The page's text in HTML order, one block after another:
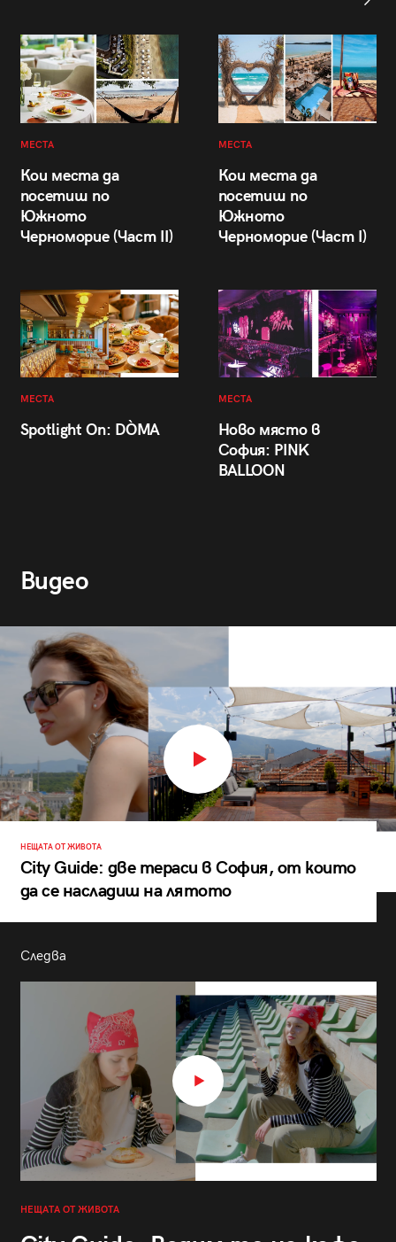
МЕСТА
Кои места да
посетиш по
Южното
Черноморие (Част II)
МЕСТА
Кои места да
посетиш по
Южното
Черноморие (Част I)
МЕСТА
Spotlight On: DÒMA
МЕСТА
Ново място в
София: PINK
BALLOON
Видео
НЕЩАТА ОТ ЖИВОТА
City Guide: две тераси в София, от които
да се насладиш на лятото
Следва
НЕЩАТА ОТ ЖИВОТА